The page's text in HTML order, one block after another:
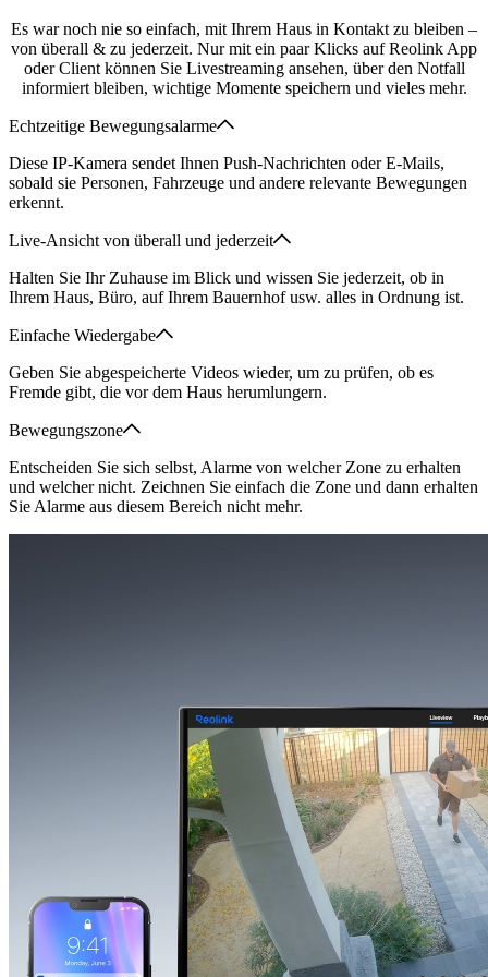
Es war noch nie so einfach, mit Ihrem Haus in Kontakt zu bleiben –
von überall & zu jederzeit. Nur mit ein paar Klicks auf Reolink App
oder Client können Sie Livestreaming ansehen, über den Notfall
informiert bleiben, wichtige Momente speichern und vieles mehr.
Echtzeitige Bewegungsalarme
Diese IP-Kamera sendet Ihnen Push-Nachrichten oder E-Mails,
sobald sie Personen, Fahrzeuge und andere relevante Bewegungen
erkennt.
Live-Ansicht von überall und jederzeit
Halten Sie Ihr Zuhause im Blick und wissen Sie jederzeit, ob in
Ihrem Haus, Büro, auf Ihrem Bauernhof usw. alles in Ordnung ist.
Einfache Wiedergabe
Geben Sie abgespeicherte Videos wieder, um zu prüfen, ob es
Fremde gibt, die vor dem Haus herumlungern.
Bewegungszone
Entscheiden Sie sich selbst, Alarme von welcher Zone zu erhalten
und welcher nicht. Zeichnen Sie einfach die Zone und dann erhalten
Sie Alarme aus diesem Bereich nicht mehr.